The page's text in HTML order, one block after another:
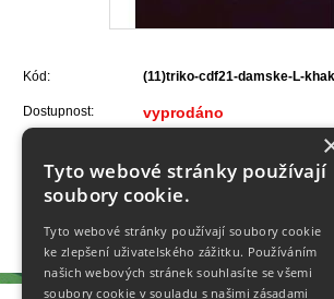
Kód: (11)triko-cdf21-damske-L-
Dostupnost: vyprodáno
250,- Kč
Tyto webové stránky používají
soubory cookie.
Tyto webové stránky používají soubory cookie
ke zlepšení uživatelského zážitku. Používáním
našich webových stránek souhlasíte se všemi
soubory cookie v souladu s našimi zásadami